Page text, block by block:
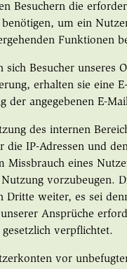
Besuchern die
um ein
Funktionen
sich Besucher unseres
erhalten sie eine
der angegebenen E-
des internen
die IP-Adressen und
Missbrauch eines
vorzubeugen.
Dritte weiter, es sei
Ansprüche
verpflichtet.
vor